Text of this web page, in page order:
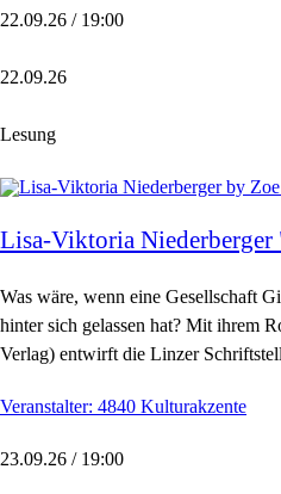
22.09.26 / 19:00
22.09.26
Lesung
Lisa-Viktoria
Was wäre, wenn eine Gesellschaft
hinter sich gelassen hat? Mit ihrem
Verlag) entwirft die Linzer
Veranstalter: 4840 Kulturakzente
23.09.26 / 19:00